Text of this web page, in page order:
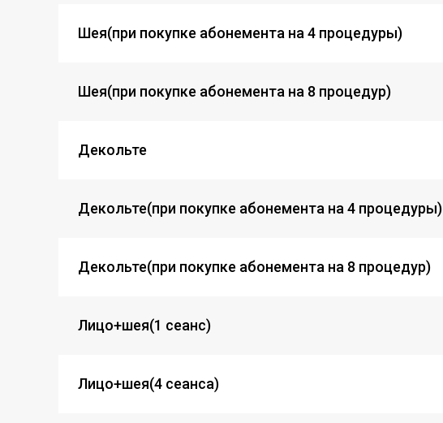
Шея(при покупке абонемента на 4 процедуры)
Шея(при покупке абонемента на 8 процедур)
Декольте
Декольте(при покупке абонемента на 4 процедуры)
Декольте(при покупке абонемента на 8 процедур)
Лицо+шея(1 сеанс)
Лицо+шея(4 сеанса)